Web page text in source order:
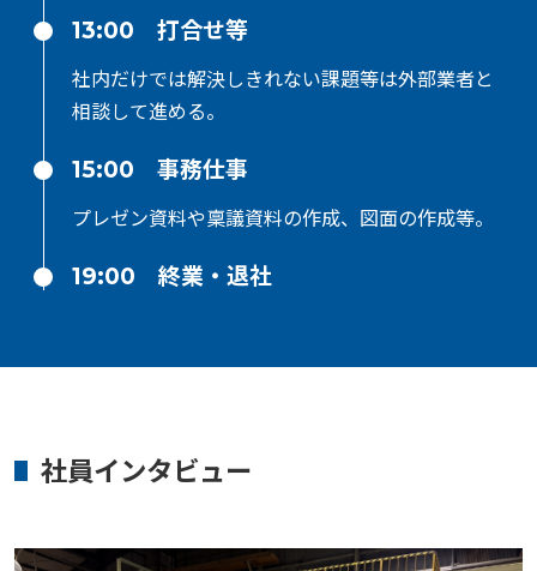
13:00 打合せ等
社内だけでは解決しきれない課題等は外部業者と
相談して進める。
15:00 事務仕事
プレゼン資料や稟議資料の作成、図面の作成等。
19:00 終業・退社
社員インタビュー